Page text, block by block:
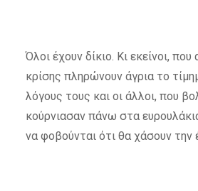
Όλοι έχουν δίκιο. Κι εκείνοι,
κρίσης πληρώνουν άγρια το
λόγους τους και οι άλλοι, που
κούρνιασαν πάνω στα
να φοβούνται ότι θα χάσουν την